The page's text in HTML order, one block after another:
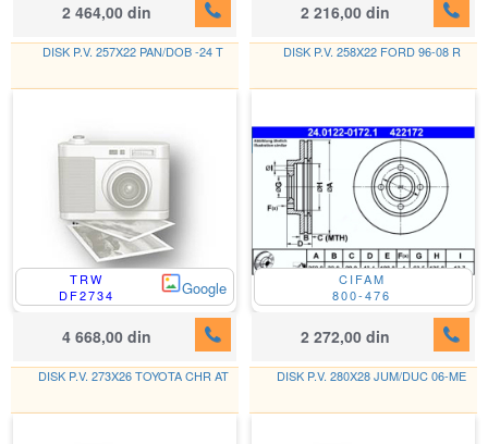
2 464,00 din 2 216,00 din
DISK P.V. 257X22 PAN/DOB -24 T
TRW
DF2734
Google
4 668,00 din
DISK P.V. 258X22 FORD 96-08 R
CIFAM
800-476
2 272,00 din
DISK P.V. 273X26 TOYOTA CHR AT DISK P.V. 280X28 JUM/DUC 06-ME